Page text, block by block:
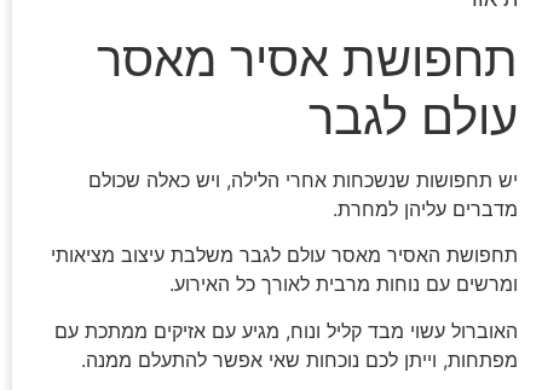
תחפושת אסיר מאסר
עולם לגבר
יש תחפושות שנשכחות אחרי הלילה, ויש כאלה שכולם
מדברים עליהן למחרת.
תחפושת האסיר מאסר עולם לגבר משלבת עיצוב מציאותי
ומרשים עם נוחות מרבית לאורך כל האירוע.
האוברול עשוי מבד קליל ונוח, מגיע עם אזיקים ממתכת עם
מפתחות, וייתן לכם נוכחות שאי אפשר להתעלם ממנה.